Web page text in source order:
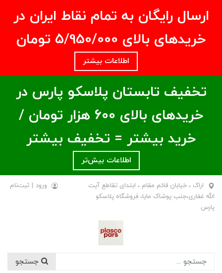
ارسال رایگان به تمام نقاط ایران در
خریدهای بالای ۵/950/000 تومان
اطلاعات بیشتر
تخفیف تابستان پلاسکو پارس در
خریدهای بالای ۶00 هزار تومان /
خرید بیشتر = تخفیف بیشتر
اطلاعات بیش‌تر
اراک ، خیابان قائم مقام ، ابتدای تقاطع آیت
الله غفاری،جنب پوشاک مایا، فروشگاه پلاسکو
پارس
ورود | ثبت‌نام